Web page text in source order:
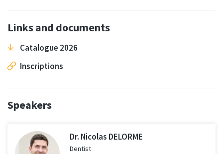
Links and documents
Catalogue 2026
Inscriptions
Speakers
Dr. Nicolas DELORME
Dentist